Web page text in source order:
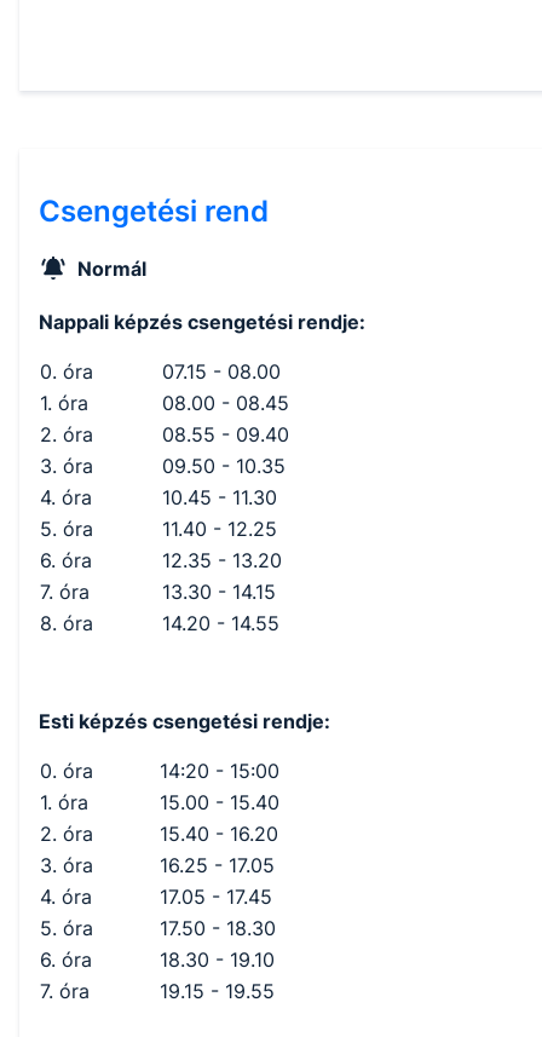
Csengetési rend
Normál
Nappali képzés csengetési rendje:
0. óra
07.15 - 08.00
1. óra
08.00 - 08.45
2. óra
08.55 - 09.40
3. óra
09.50 - 10.35
4. óra
10.45 - 11.30
5. óra
11.40 - 12.25
6. óra
12.35 - 13.20
7. óra
13.30 - 14.15
8. óra
14.20 - 14.55
Esti képzés csengetési rendje:
0. óra
14:20 - 15:00
1. óra
15.00 - 15.40
2. óra
15.40 - 16.20
3. óra
16.25 - 17.05
4. óra
17.05 - 17.45
5. óra
17.50 - 18.30
6. óra
18.30 - 19.10
7. óra
19.15 - 19.55